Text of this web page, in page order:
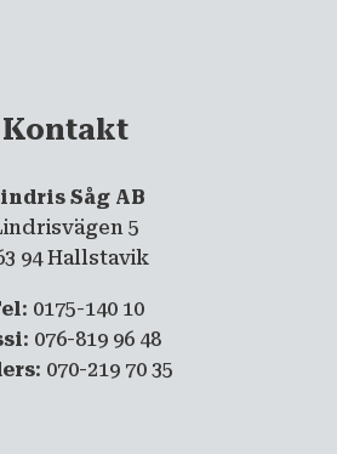
Kontakt
Såg AB
5
94 Hallstavik
: 0175-140 10
: 076-819 96 48
: 070-219 70 35